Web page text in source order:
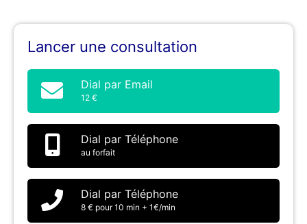
Lancer une consultation
Dial par Email
12 €
Dial par Téléphone
au forfait
Dial par Téléphone
8 € pour 10 min + 1€/min